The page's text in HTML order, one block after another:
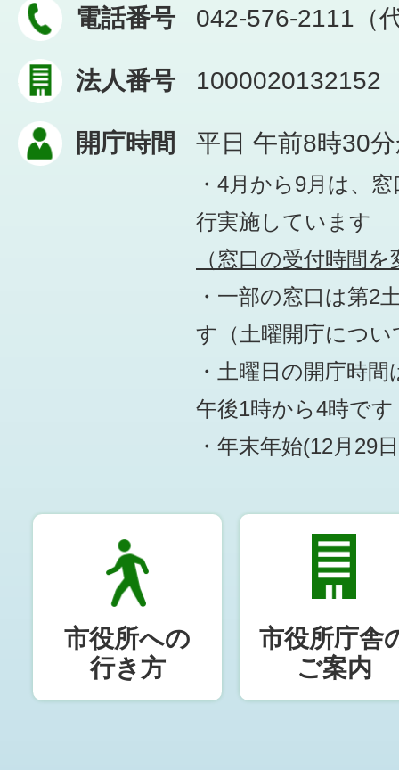
電話番号
042-576-2111（
法人番号 1000020132152
開庁時間 平日 午前8時30
・4月から9月は、
行実施しています
（窓口の受付時間
・一部の窓口は第2
す （土曜開庁につ
・土曜日の開庁時
午後1時から4時です
・年末年始(12月29
市役所への
行き方
市役所庁舎
ご案内